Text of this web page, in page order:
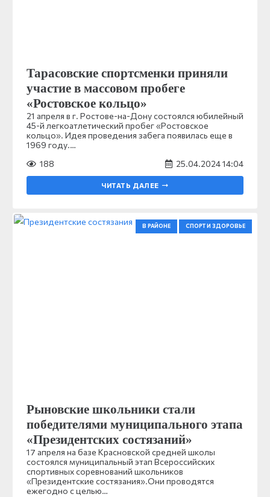
Тарасовские спортсменки приняли
участие в массовом пробеге
«Ростовское кольцо»
21 апреля в г. Ростове-на-Дону состоялся юбилейный
45-й легкоатлетический пробег «Ростовское
кольцо». Идея проведения забега появилась еще в
1969 году.…
188
25.04.2024 14:04
ЧИТАТЬ ДАЛЕЕ
В РАЙОНЕ СПОРТ И ЗДОРОВЬЕ
Рыновские школьники стали
победителями муниципального этапа
«Президентских состязаний»
17 апреля на базе Красновской средней школы
состоялся муниципальный этап Всероссийских
спортивных соревнований школьников
«Президентские состязания».Они проводятся
ежегодно с целью…